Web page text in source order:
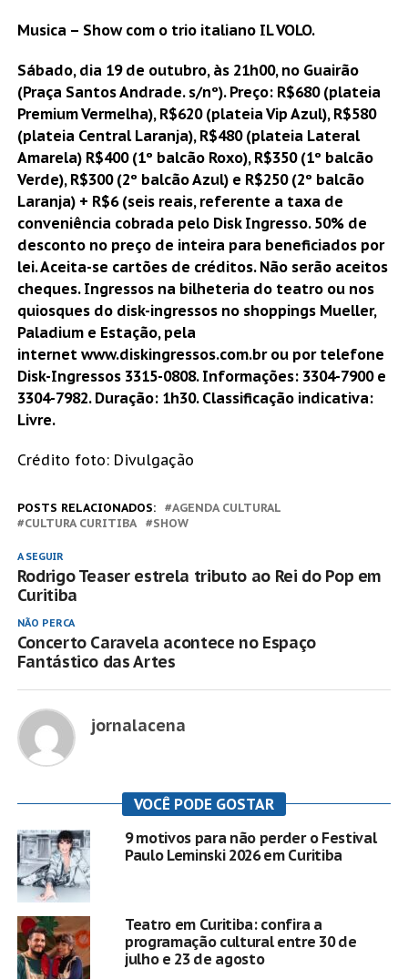
Musica – Show com o trio italiano IL VOLO.
Sábado, dia 19 de outubro, às 21h00, no Guairão
(Praça Santos Andrade. s/nº). Preço: R$680 (plateia
Premium Vermelha), R$620 (plateia Vip Azul), R$580
(plateia Central Laranja), R$480 (plateia Lateral
Amarela) R$400 (1º balcão Roxo), R$350 (1º balcão
Verde), R$300 (2º balcão Azul) e R$250 (2º balcão
Laranja) + R$6 (seis reais, referente a taxa de
conveniência cobrada pelo Disk Ingresso. 50% de
desconto no preço de inteira para beneficiados por
lei. Aceita-se cartões de créditos. Não serão aceitos
cheques. Ingressos na bilheteria do teatro ou nos
quiosques do disk-ingressos no shoppings Mueller,
Paladium e Estação, pela
internet www.diskingressos.com.br ou por telefone
Disk-Ingressos 3315-0808. Informações: 3304-7900 e
3304-7982. Duração: 1h30. Classificação indicativa:
Livre.
Crédito foto: Divulgação
POSTS RELACIONADOS:
AGENDA CULTURAL
CULTURA CURITIBA
SHOW
A SEGUIR
Rodrigo Teaser estrela tributo ao Rei do Pop em
Curitiba
NÃO PERCA
Concerto Caravela acontece no Espaço
Fantástico das Artes
jornalacena
VOCÊ PODE GOSTAR
9 motivos para não perder o Festival
Paulo Leminski 2026 em Curitiba
Teatro em Curitiba: confira a
programação cultural entre 30 de
julho e 23 de agosto